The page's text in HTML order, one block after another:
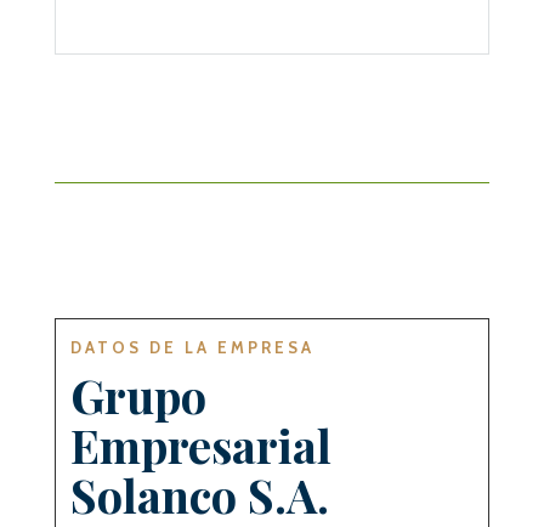
DATOS DE LA EMPRESA
Grupo
Empresarial
Solanco S.A.